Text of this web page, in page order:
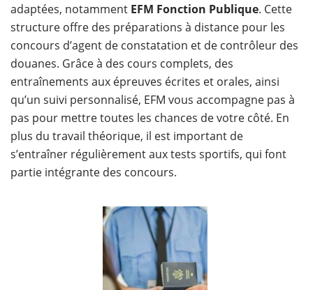
adaptées, notamment EFM Fonction Publique. Cette
structure offre des préparations à distance pour les
concours d’agent de constatation et de contrôleur des
douanes. Grâce à des cours complets, des
entraînements aux épreuves écrites et orales, ainsi
qu’un suivi personnalisé, EFM vous accompagne pas à
pas pour mettre toutes les chances de votre côté. En
plus du travail théorique, il est important de
s’entraîner régulièrement aux tests sportifs, qui font
partie intégrante des concours.